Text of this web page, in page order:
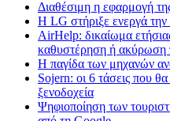
Διαθέσιμη η εφαρμογή
Η LG στήριξε ενεργά
AirHelp: δικαίωμα
καθυστέρηση ή ακύρωση
Η παγίδα των μηχανών
Sojern: οι 6 τάσεις που
ξενοδοχεία
Ψηφιοποίηση των